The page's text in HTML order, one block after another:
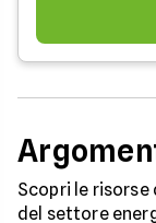
Scopri le risorse
del settore